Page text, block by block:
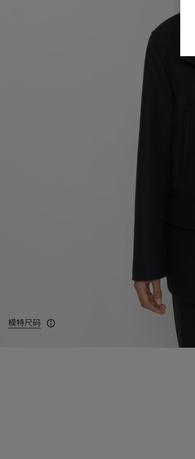
模特尺码
模特身高：187cm，身穿 IT 50 码。